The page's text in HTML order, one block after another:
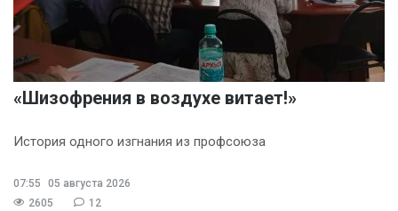
«Шизофрения в воздухе витает!»
История одного изгнания из профсоюза
07:55
05 августа 2026
2605
12